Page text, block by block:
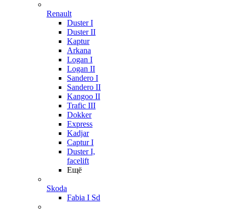
Renault
Duster I
Duster II
Kaptur
Arkana
Logan I
Logan II
Sandero I
Sandero II
Kangoo II
Trafic III
Dokker
Express
Kadjar
Captur I
Duster I,
facelift
Ещё
Skoda
Fabia I Sd